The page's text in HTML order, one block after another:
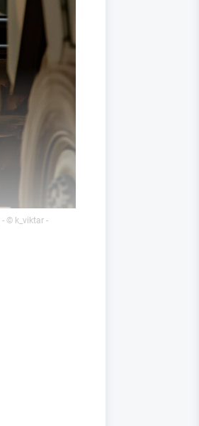
- © k_viktar -